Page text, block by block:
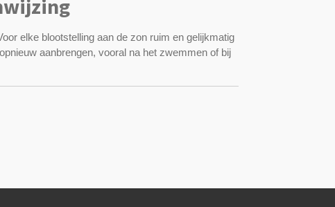
elke blootstelling aan de zon ruim en gelijkmatig
aanbrengen, vooral na het zwemmen of bij